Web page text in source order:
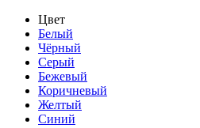
Цвет
Белый
Чёрный
Серый
Бежевый
Коричневый
Желтый
Синий